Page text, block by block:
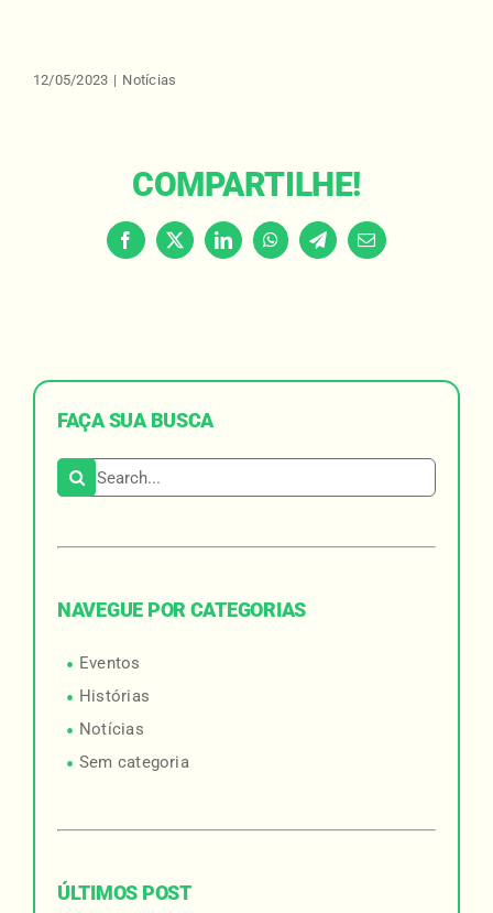
12/05/2023 | Notícias
COMPARTILHE!
Facebook
X LinkedInWhatsAppTelegramEmail
FAÇA SUA BUSCA
Search for:
NAVEGUE POR CATEGORIAS
Eventos
Histórias
Notícias
Sem categoria
ÚLTIMOS POST